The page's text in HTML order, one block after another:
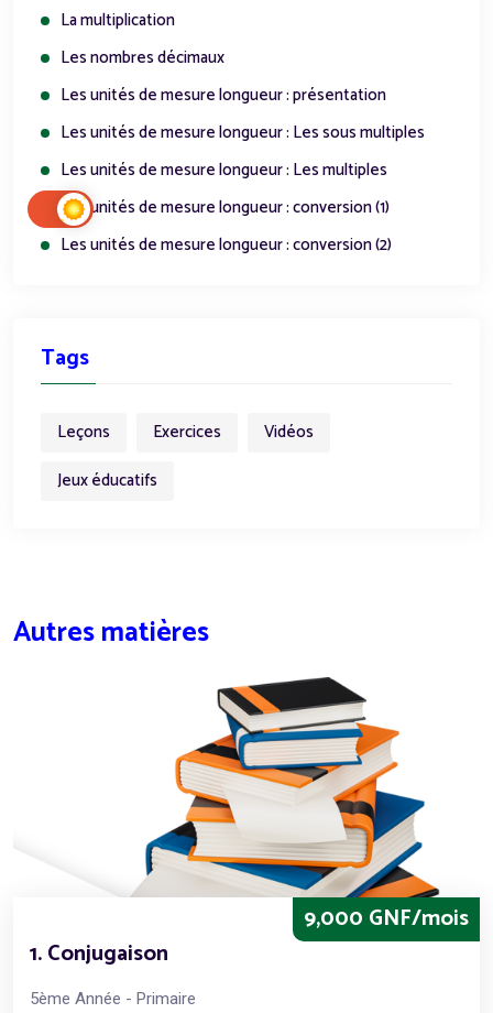
La multiplication
Les nombres décimaux
Les unités de mesure longueur : présentation
Les unités de mesure longueur : Les sous multiples
Les unités de mesure longueur : Les multiples
Les unités de mesure longueur : conversion (1)
Les unités de mesure longueur : conversion (2)
Tags
Leçons Exercices
Vidéos
Jeux éducatifs
Autres matières
9,000 GNF/mois
1. Conjugaison
5ème Année - Primaire